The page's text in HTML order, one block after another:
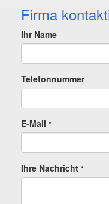
Firma
Ihr Name
Telefonnummer
E-Mail *
Ihre Nachricht *